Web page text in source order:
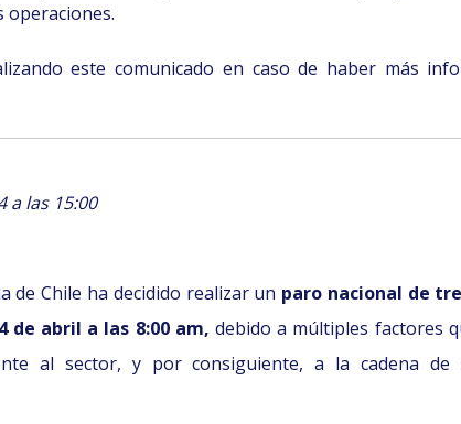
operaciones.
este comunicado en caso de haber más
a las 15:00
de Chile ha decidido realizar un paro nacional de
de abril a las 8:00 am, debido a múltiples factores
al sector, y por consiguiente, a la cadena de